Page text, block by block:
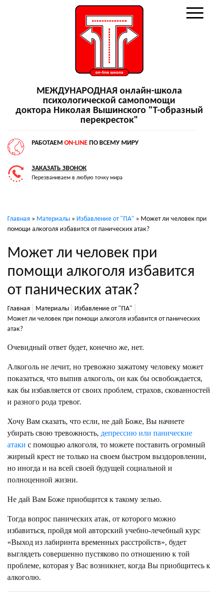
МЕЖДУНАРОДНАЯ онлайн-школа
психологической самопомощи
доктора Николая Вышинского "Т-образный
перекресток"
РАБОТАЕМ ON-LINE ПО ВСЕМУ МИРУ
ЗАКАЗАТЬ ЗВОНОК
Перезваниваем в любую точку мира
Главная » Материалы » Избавление от "ПА" » Может ли человек при
помощи алкоголя избавится от панических атак?
Может ли человек при
помощи алкоголя избавится
от панических атак?
Главная Материалы
Избавление от "ПА"
Может ли человек при помощи алкоголя избавится от панических
атак?
Очевидный ответ будет, конечно же, нет.
Алкоголь не лечит, но тревожно зажатому человеку может
показаться, что выпив алкоголь, он как бы освобождается,
как бы избавляется от своих проблем, страхов, скованностей
и разного рода тревог.
Хочу Вам сказать, что если, не дай Боже, Вы начнете
убирать свою тревожность, депрессию или панические
атаки с помощью алкоголя, то можете поставить огромный
жирный крест не только на своем быстром выздоровлении,
но иногда и на всей своей будущей социальной и
полноценной жизни.
Не дай Вам Боже приобщится к такому зелью.
Тогда вопрос панических атак, от которого можно
избавиться, пройдя мой авторский учебно-лечебный курс
«Выход из лабиринта временных расстройств», будет
выглядеть совершенно пустяково по отношению к той
проблеме, которая у Вас возникнет, когда Вы приобщитесь к
алкоголю.